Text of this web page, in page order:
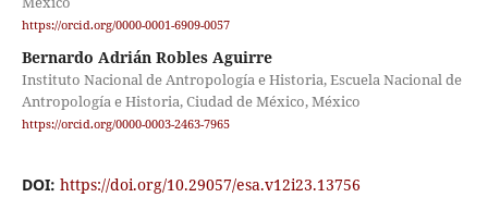
https://orcid.org/0000-0001-6909-0057
Bernardo Adrián Robles Aguirre
Instituto Nacional de Antropología e Historia, Escuela Nacional de
Antropología e Historia, Ciudad de México, México
https://orcid.org/0000-0003-2463-7965
DOI: https://doi.org/10.29057/esa.v12i23.13756